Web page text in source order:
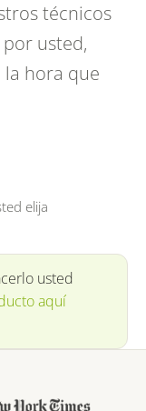
técnicos
usted,
hora que
elija
usted
aquí